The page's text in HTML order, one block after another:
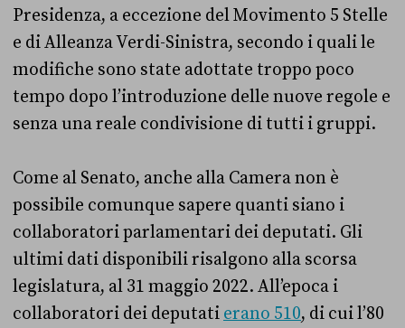
Presidenza, a eccezione del Movimento 5 Stelle
e di Alleanza Verdi-Sinistra, secondo i quali le
modifiche sono state adottate troppo poco
tempo dopo l’introduzione delle nuove regole e
senza una reale condivisione di tutti i gruppi.
Come al Senato, anche alla Camera non è
possibile comunque sapere quanti siano i
collaboratori parlamentari dei deputati. Gli
ultimi dati disponibili risalgono alla scorsa
legislatura, al 31 maggio 2022. All’epoca i
collaboratori dei deputati erano 510, di cui l’80